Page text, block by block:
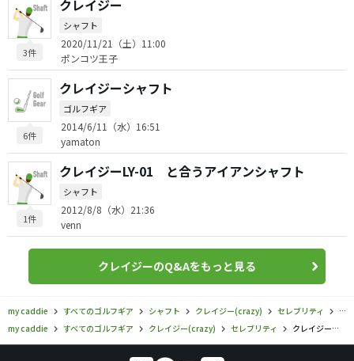
3件
クレイジー
シャフト
2020/11/21（土）11:00
ポンコツ王子
6件
クレイジーシャフト
ゴルフギア
2014/6/11（水）16:51
yamaton
1件
クレイジーLY-01 と合うアイアンシャフト
シャフト
2012/8/8（水）21:36
venn
クレイジーのQ&Aをもっと見る
my caddie すべてのゴルフギア シャフト クレイジー(crazy) セレブリティ
ク
my caddie
すべてのゴルフギア クレイジー(crazy) セレブリティ クレイジー／セレブリティ／ロイヤルデコレーションの口コミ評価